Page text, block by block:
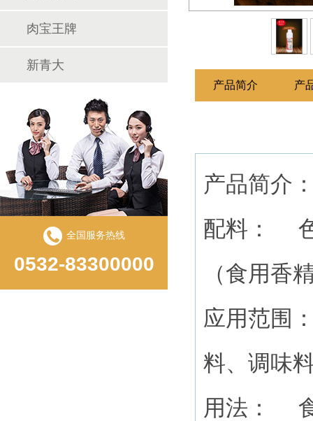
肉宝王牌
新青大
全国服务热线
0532-83300000
产品简介 产
产品简介
配料： 色
（食用香
应用范围
料、调味
用法： 食